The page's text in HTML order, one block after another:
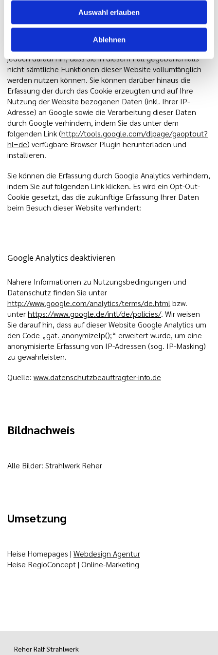
Auswahl erlauben
Ablehnen
erbringen. Die im Rahmen von Google Analytics von Ihrem
Browser übermittelte IP-Adresse wird nicht mit anderen
Daten von Google zusammengeführt. Sie können die
Speicherung der Cookies durch eine entsprechende
jedoch darauf hin, dass Sie in diesem Fall gegebenenfalls
nicht sämtliche Funktionen dieser Website vollumfänglich
werden nutzen können. Sie können darüber hinaus die
Erfassung der durch das Cookie erzeugten und auf Ihre
Nutzung der Website bezogenen Daten (inkl. Ihrer IP-
Adresse) an Google sowie die Verarbeitung dieser Daten
durch Google verhindern, indem Sie das unter dem
folgenden Link (http://tools.google.com/dlpage/gaoptout?
hl=de) verfügbare Browser-Plugin herunterladen und
installieren.
Sie können die Erfassung durch Google Analytics verhindern,
indem Sie auf folgenden Link klicken. Es wird ein Opt-Out-
Cookie gesetzt, das die zukünftige Erfassung Ihrer Daten
beim Besuch dieser Website verhindert:
Google Analytics deaktivieren
Nähere Informationen zu Nutzungsbedingungen und
Datenschutz finden Sie unter
http://www.google.com/analytics/terms/de.html bzw.
unterhttps://www.google.de/intl/de/policies/. Wir weisen
Sie darauf hin, dass auf dieser Website Google Analytics um
den Code „gat._anonymizeIp();“ erweitert wurde, um eine
anonymisierte Erfassung von IP-Adressen (sog. IP-Masking)
zu gewährleisten.
Quelle: www.datenschutzbeauftragter-info.de
Bildnachweis
Alle Bilder: Strahlwerk Reher
Umsetzung
Heise Homepages | Webdesign Agentur
Heise RegioConcept | Online-Marketing
Reher Ralf Strahlwerk